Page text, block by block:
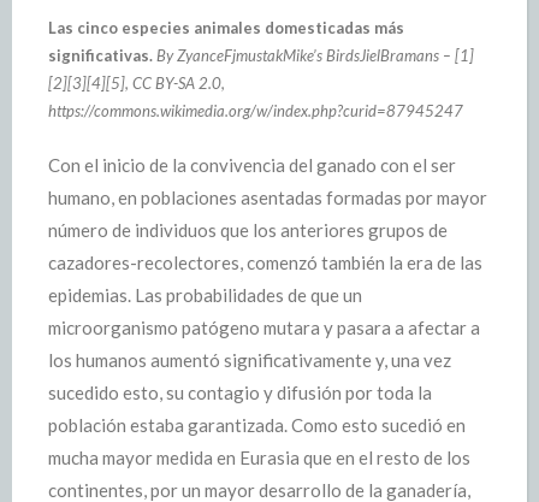
Las cinco especies animales domesticadas más
significativas.By ZyanceFjmustakMike’s BirdsJielBramans – [1]
[2][3][4][5], CC BY-SA 2.0,
https://commons.wikimedia.org/w/index.php?curid=87945247
Con el inicio de la convivencia del ganado con el ser
humano, en poblaciones asentadas formadas por mayor
número de individuos que los anteriores grupos de
cazadores-recolectores, comenzó también la era de las
epidemias. Las probabilidades de que un
microorganismo patógeno mutara y pasara a afectar a
los humanos aumentó significativamente y, una vez
sucedido esto, su contagio y difusión por toda la
población estaba garantizada. Como esto sucedió en
mucha mayor medida en Eurasia que en el resto de los
continentes, por un mayor desarrollo de la ganadería,